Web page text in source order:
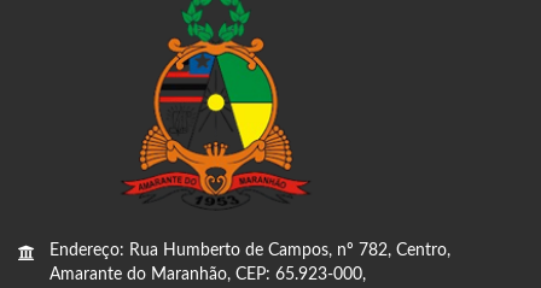
Endereço: Rua Humberto de Campos, nº 782, Centro,
Amarante do Maranhão, CEP: 65.923-000,